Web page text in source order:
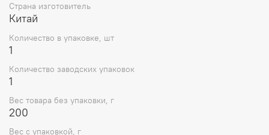
Страна изготовитель
Китай
Количество в упаковке, шт
1
Количество заводских упаковок
1
Вес товара без упаковки, г
200
Вес с упаковкой, г